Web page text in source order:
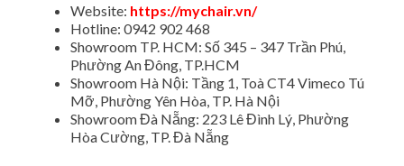
Website: https://mychair.vn/
Hotline: 0942 902 468
Showroom TP. HCM: Số 345 – 347 Trần Phú,
Phường An Đông, TP.HCM
Showroom Hà Nội: Tầng 1, Toà CT4 Vimeco Tú
Mỡ, Phường Yên Hòa, TP. Hà Nội
Showroom Đà Nẵng: 223 Lê Đình Lý, Phường
Hòa Cường, TP. Đà Nẵng